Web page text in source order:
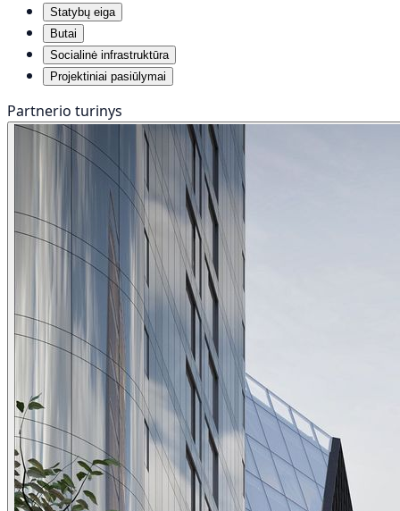
Statybų eiga
Butai
Socialinė infrastruktūra
Projektiniai pasiūlymai
Partnerio turinys